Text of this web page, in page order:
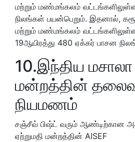
மற்றும் மண்மங்கலம்
நிலங்கள் பயன்பெறும். இதனால்,
மற்றும் மண்மங்கலம்
19ஆயிரத்து 480 ஏக்கர் பாசன
10.இந்திய மசாலா
மன்றத்தின்
நியமணம்
சஞ்சீவ் பிஷ்ட் வரும் ஆண்டிற்கான
ஏற்றுமதி மன்றத்தின் AISEF